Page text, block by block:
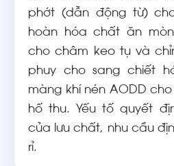
phớt (dẫn động từ)
hoàn hóa chất ăn
cho châm keo tụ và
phuy cho sang chiết
màng khí nén AODD
hố thu. Yếu tố quyết
của lưu chất, nhu cầu
rỉ.